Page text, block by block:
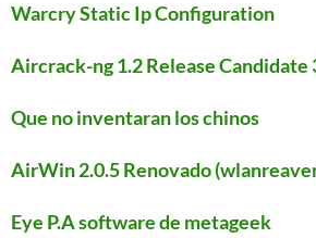
Warcry Static Ip Configuration
Aircrack-ng 1.2 Release Candidate
Que no inventaran los chinos
AirWin 2.0.5 Renovado
Eye P.A software de metageek